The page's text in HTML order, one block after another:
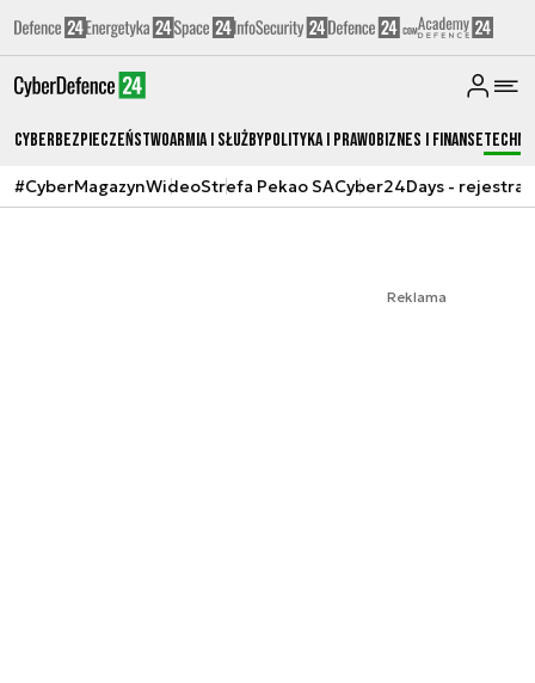
CyberbezpieczeństwoArmia i SłużbyPolityka i prawoBiznes i Finanse
#CyberMagazynWideoStrefa Pekao SACyber24Days -
Reklama